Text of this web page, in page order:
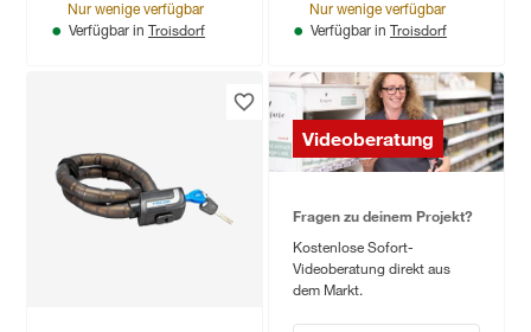
Nur wenige verfügbar
Verfügbar in Troisdorf
Nur wenige verfügbar
Verfügbar in Troisdorf
Videoberatung
Fragen zu deinem Projekt?
Kostenlose Sofort-
Videoberatung direkt aus
dem Markt.